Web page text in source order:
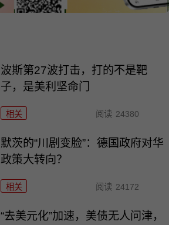
波斯第27波打击，打的不是靶
子，是美利坚命门
相关 阅读 24380
默茨的“川剧变脸”：德国政府对华
政策大转向？
相关 阅读 24172
“去美元化”加速，美债无人问津，